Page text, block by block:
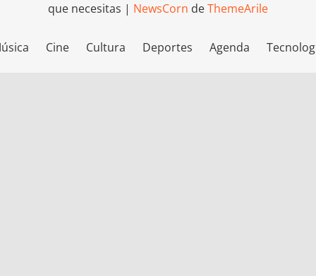
que necesitas | NewsCorn deThemeArile
Cine Cultura Deportes Agenda